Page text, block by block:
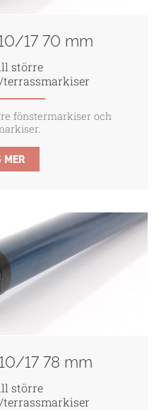
17 70 mm
större
fönstermarkiser och
MER
17 78 mm
större